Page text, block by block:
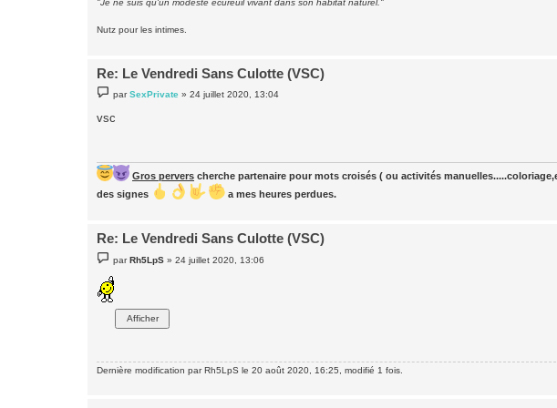
"Je ne suis qu'un modeste écureuil vivant dans son habitat naturel."
Nutz pour les intimes.
Re: Le Vendredi Sans Culotte (VSC)
e
s
parSexPrivate »24 juillet 2020, 13:04
vsc
Gros pervers cherche partenaire pour mots croisés ( ou activités
des signes
a mes heures perdues.
Re: Le Vendredi Sans Culotte (VSC)
e
s
s
a
g
parRh5LpS »24 juillet 2020, 13:06
Dernière modification parRh5LpS le 20 août 2020, 16:25, modifié 1 fois.